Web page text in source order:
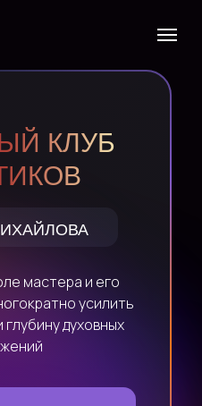
мастера и его
усилить
духовных
КЛУБ